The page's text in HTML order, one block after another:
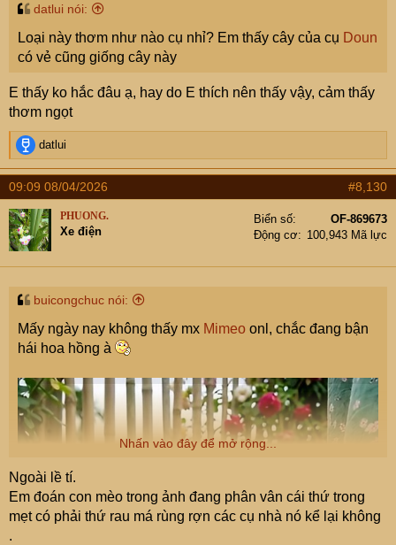
datlui nói:
Loại này thơm như nào cụ nhỉ? Em thấy cây của cụ Doun
có vẻ cũng giống cây này
E thấy ko hắc đâu ạ, hay do E thích nên thấy vậy, cảm thấy
thơm ngọt
R
e
a
c
t
i
o
n
s
datlui
09:09 08/04/2026 #8,130
PHUONG.
Xe điện
Biển số
OF-869673
Động cơ
100,943 Mã lực
buicongchuc nói:
Mấy ngày nay không thấy mx Mimeo onl, chắc đang bận
hái hoa hồng à
Nhấn vào đây để mở rộng...
Ngoài lề tí.
Em đoán con mèo trong ảnh đang phân vân cái thứ trong
mẹt có phải thứ rau má rùng rợn các cụ nhà nó kể lại không
.